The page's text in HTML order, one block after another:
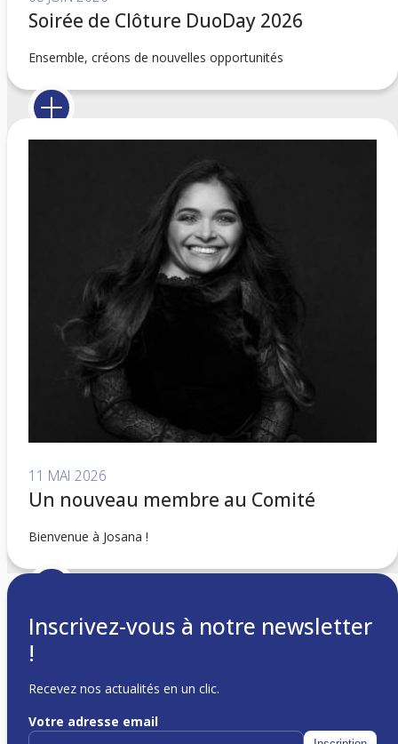
Soirée de Clôture DuoDay 2026
Ensemble, créons de nouvelles opportunités
11 MAI 2026
Un nouveau membre au Comité
Bienvenue à Josana !
Inscrivez-vous à notre newsletter
!
Recevez nos actualités en un clic.
Votre adresse email
c/o Matteo Inaudi